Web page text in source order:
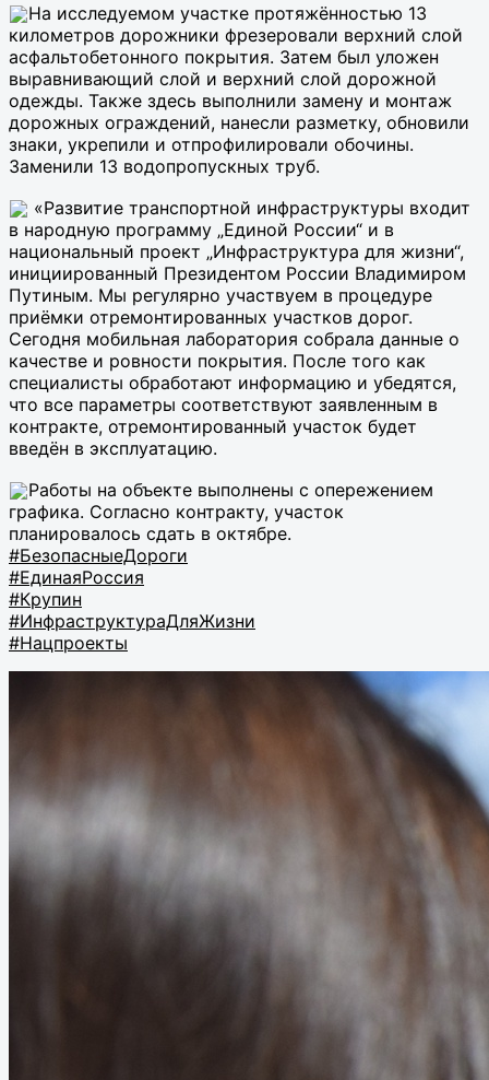
На исследуемом участке протяжённостью 13
километров дорожники фрезеровали верхний слой
асфальтобетонного покрытия. Затем был уложен
выравнивающий слой и верхний слой дорожной
одежды. Также здесь выполнили замену и монтаж
дорожных ограждений, нанесли разметку, обновили
знаки, укрепили и отпрофилировали обочины.
Заменили 13 водопропускных труб.
«Развитие транспортной инфраструктуры входит
в народную программу „Единой России“ и в
национальный проект „Инфраструктура для жизни“,
инициированный Президентом России Владимиром
Путиным. Мы регулярно участвуем в процедуре
приёмки отремонтированных участков дорог.
Сегодня мобильная лаборатория собрала данные о
качестве и ровности покрытия. После того как
специалисты обработают информацию и убедятся,
что все параметры соответствуют заявленным в
контракте, отремонтированный участок будет
введён в эксплуатацию.
Работы на объекте выполнены с опережением
графика. Согласно контракту, участок
планировалось сдать в октябре.
#БезопасныеДороги
#ЕдинаяРоссия
#Крупин
#ИнфраструктураДляЖизни
#Нацпроекты